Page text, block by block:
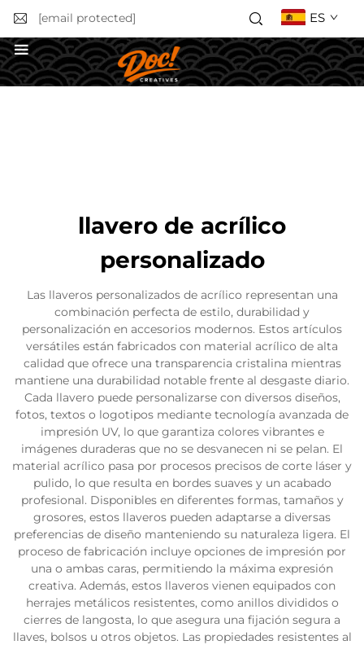
[email protected] ES
llavero de acrílico
personalizado
Las llaveros personalizados de acrílico representan una
combinación perfecta de estilo, durabilidad y
personalización en accesorios modernos. Estos artículos
versátiles están fabricados con material acrílico de alta
calidad que ofrece una transparencia cristalina mientras
mantiene una durabilidad notable frente al desgaste diario.
Cada llavero puede personalizarse con diversos diseños,
fotos, textos o logotipos mediante tecnología avanzada de
impresión UV, lo que garantiza colores vibrantes e
imágenes duraderas que no se desvanecen ni se pelan. El
material acrílico pasa por procesos precisos de corte láser y
pulido, lo que resulta en bordes suaves y un acabado
profesional. Disponibles en diferentes formas, tamaños y
grosores, estos llaveros pueden adaptarse a diversas
preferencias de diseño manteniendo su naturaleza ligera. El
proceso de fabricación incluye opciones de impresión por
una o ambas caras, permitiendo la máxima expresión
creativa. Además, estos llaveros vienen equipados con
herrajes metálicos resistentes, como anillos divididos o
cierres de langosta, lo que asegura una fijación segura a
llaves, bolsos u otros objetos. Las propiedades resistentes al